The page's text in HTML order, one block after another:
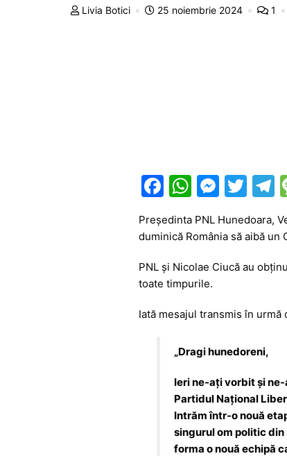
Livia Botici 25 noiembrie 2024 1
F
a
c
b
o
o
W
at
A
p
p
M
s
e
g
er
T
itt e
a
Președinta PNL Hunedoara,
duminică România să aibă
PNL și Nicolae Ciucă au
toate timpurile.
Iată mesajul transmis în
„Dragi hunedoreni,
Ieri ne-ați vorbit și
Partidul Național
Intrăm într-o nouă
singurul om politic din
forma o nouă echipă